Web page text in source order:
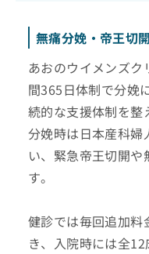
無痛分娩・帝王切
あおのウイメンズ
間365日体制で分娩
続的な支援体制を整
分娩時は日本産科婦
い、緊急帝王切開
す。
健診では毎回追加料
き、入院時には全